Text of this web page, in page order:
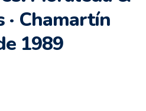
· Chamartín
1989